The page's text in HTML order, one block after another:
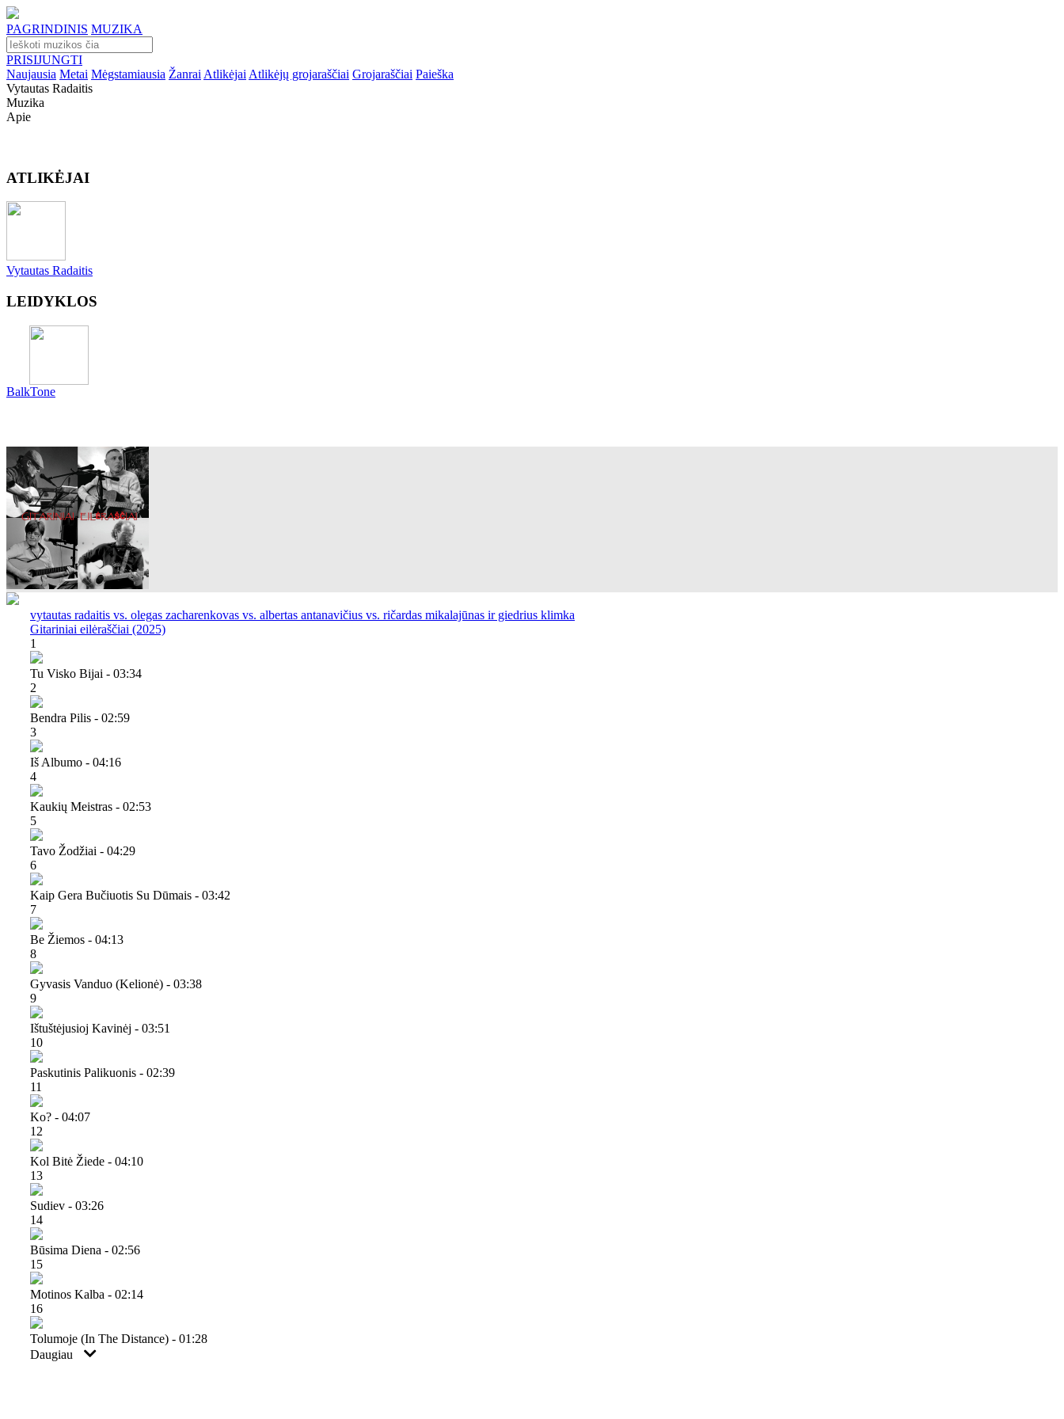
PAGRINDINIS MUZIKA
PRISIJUNGTI
Naujausia Metai Mėgstamiausia Žanrai Atlikėjai Atlikėjų grojaraščiai Grojaraščiai Paieška
Vytautas Radaitis
Muzika
Apie
ATLIKĖJAI
Vytautas Radaitis
LEIDYKLOS
BalkTone
vytautas radaitis vs. olegas zacharenkovas vs. albertas antanavičius vs. ričardas mikalajūnas ir giedrius klimka
Gitariniai eilėraščiai (2025)
1
Tu Visko Bijai - 03:34
2
Bendra Pilis - 02:59
3
Iš Albumo - 04:16
4
Kaukių Meistras - 02:53
5
Tavo Žodžiai - 04:29
6
Kaip Gera Bučiuotis Su Dūmais - 03:42
7
Be Žiemos - 04:13
8
Gyvasis Vanduo (kelionė) - 03:38
9
Ištuštėjusioj Kavinėj - 03:51
10
Paskutinis Palikuonis - 02:39
11
Ko? - 04:07
12
Kol Bitė Žiede - 04:10
13
Sudiev - 03:26
14
Būsima Diena - 02:56
15
Motinos Kalba - 02:14
16
Tolumoje (in The Distance) - 01:28
Daugiau